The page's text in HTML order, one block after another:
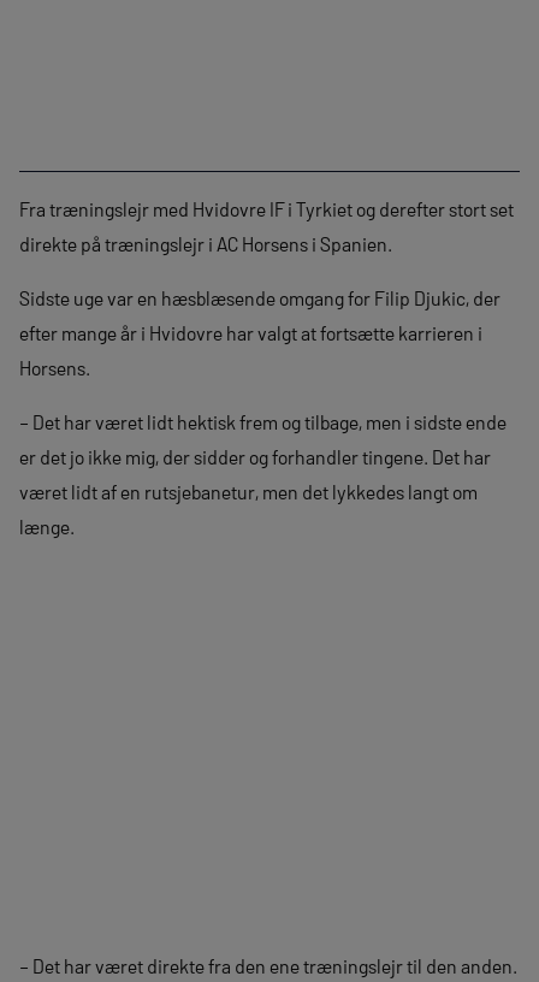
Fra træningslejr med Hvidovre IF i Tyrkiet og derefter stort set
direkte på træningslejr i AC Horsens i Spanien.
Sidste uge var en hæsblæsende omgang for Filip Djukic, der
efter mange år i Hvidovre har valgt at fortsætte karrieren i
Horsens.
– Det har været lidt hektisk frem og tilbage, men i sidste ende
er det jo ikke mig, der sidder og forhandler tingene. Det har
været lidt af en rutsjebanetur, men det lykkedes langt om
længe.
– Det har været direkte fra den ene træningslejr til den anden.